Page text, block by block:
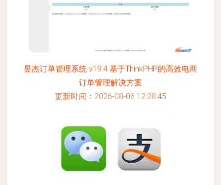
昱杰订单管理系统 v19.4 基于ThinkPHP的高效电商
订单管理解决方案
更新时间：2026-08-06 12:28:45